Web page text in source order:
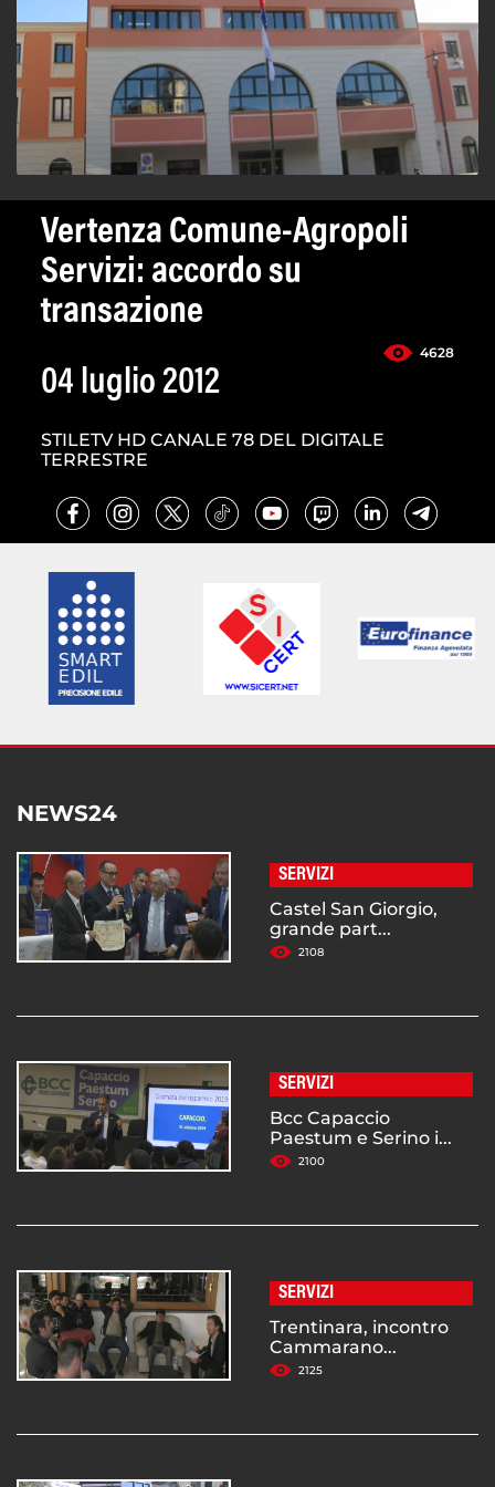
Vertenza Comune-Agropoli
Servizi: accordo su
transazione
4628
04 luglio 2012
STILETV HD CANALE 78 DEL DIGITALE
TERRESTRE
NEWS24
SERVIZI
Castel San Giorgio,
grande part...
2108
SERVIZI
Bcc Capaccio
Paestum e Serino i...
2100
SERVIZI
Trentinara, incontro
Cammarano...
2125